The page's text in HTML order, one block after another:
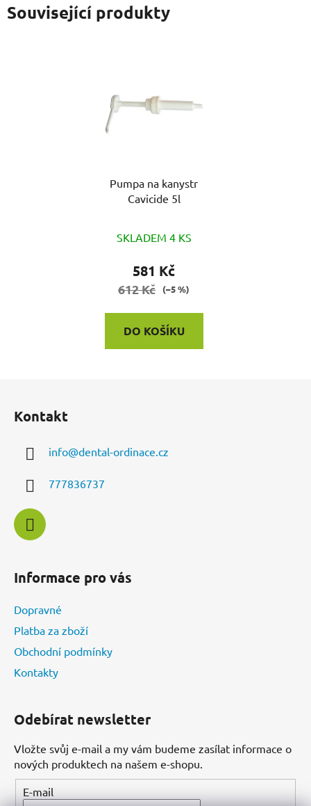
Související produkty
Pumpa na kanystr
Cavicide 5l
SKLADEM 4 KS
581 Kč
612 Kč (–5 %)
DO KOŠÍKU
Kontakt
info@dental-ordinace.cz
777836737
Informace pro vás
Dopravné
Platba za zboží
Obchodní podmínky
Kontakty
Odebírat newsletter
Vložte svůj e-mail a my vám budeme zasílat informace o
nových produktech na našem e-shopu.
E-mail